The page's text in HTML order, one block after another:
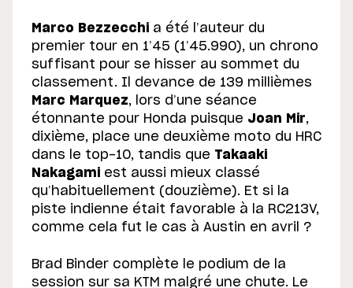
Marco Bezzecchi a été l’auteur du
premier tour en 1’45 (1’45.990), un chrono
suffisant pour se hisser au sommet du
classement. Il devance de 139 millièmes
Marc Marquez, lors d’une séance
étonnante pour Honda puisque Joan Mir,
dixième, place une deuxième moto du HRC
dans le top-10, tandis que Takaaki
Nakagami est aussi mieux classé
qu’habituellement (douzième). Et si la
piste indienne était favorable à la RC213V,
comme cela fut le cas à Austin en avril ?
Brad Binder complète le podium de la
session sur sa KTM malgré une chute. Le